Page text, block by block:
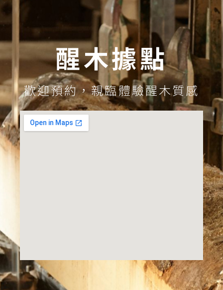
醒木據點
歡迎預約，親臨體驗醒木質感